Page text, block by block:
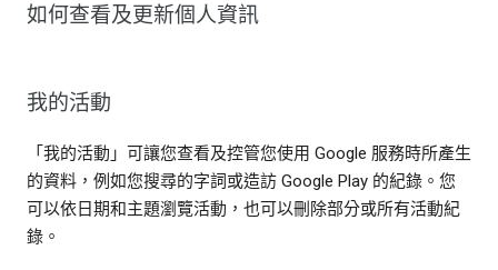
如何查看及更新個人資訊
我的活動
「我的活動」可讓您查看及控管您使用 Google 服務時所產生
的資料，例如您搜尋的字詞或造訪 Google Play 的紀錄。您
可以依日期和主題瀏覽活動，也可以刪除部分或所有活動紀
錄。